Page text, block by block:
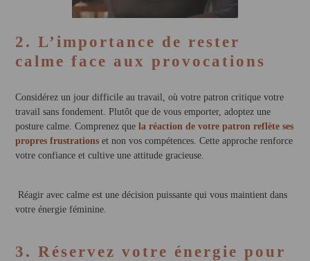
2. L’importance de rester
calme face aux provocations
Considérez un jour difficile au travail, où votre patron critique votre
travail sans fondement. Plutôt que de vous emporter, adoptez une
posture calme. Comprenez que la réaction de votre patron reflète ses
propres frustrations et non vos compétences. Cette approche renforce
votre confiance et cultive une attitude gracieuse.
Réagir avec calme est une décision puissante qui vous maintient dans
votre énergie féminine.
3. Réservez votre énergie pour